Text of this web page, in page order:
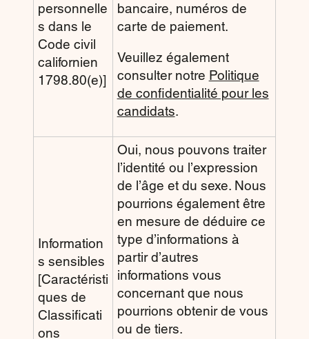
personnelle
s dans le
Code civil
californien
1798.80(e)]
bancaire, numéros de
carte de paiement.
Veuillez également
consulter notre Politique
de confidentialité pour les
candidats.
Information
s sensibles
[Caractéristi
ques de
Classificati
ons
Oui, nous pouvons traiter
l’identité ou l’expression
de l’âge et du sexe. Nous
pourrions également être
en mesure de déduire ce
type d’informations à
partir d’autres
informations vous
concernant que nous
pourrions obtenir de vous
ou de tiers.